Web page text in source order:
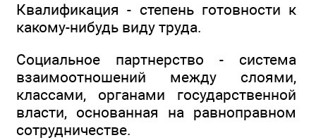
Квалификация - степень готовности к
какому-нибудь виду труда.
Социальное партнерство - система
взаимоотношений между слоями,
классами, органами государственной
власти, основанная на равноправном
сотрудничестве.